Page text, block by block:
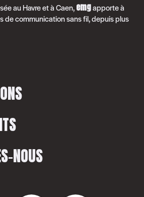
au Havre et à Caen,emgapporte à
de communication sans fil, depuis plus
NOUS